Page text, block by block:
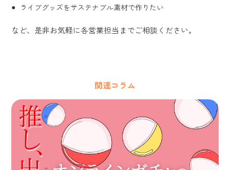
ライブグッズをサステナブル素材で作りたい
など、是非お気軽に各営業担当までご相談ください。
関連コラム